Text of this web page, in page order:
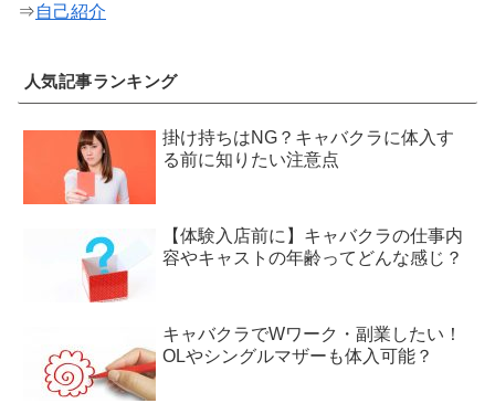
⇒自己紹介
人気記事ランキング
掛け持ちはNG？キャバクラに体入す
る前に知りたい注意点
【体験入店前に】キャバクラの仕事内
容やキャストの年齢ってどんな感じ？
キャバクラでWワーク・副業したい！
OLやシングルマザーも体入可能？